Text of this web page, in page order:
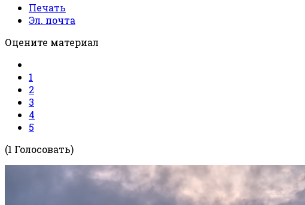
Печать
Эл. почта
Оцените материал
1
2
3
4
5
(1 Голосовать)